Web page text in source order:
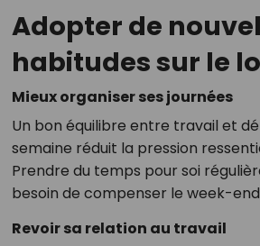
Adopter de
habitudes sur le
Mieux organiser ses journées
Un bon équilibre entre travail et
semaine réduit la pression
Prendre du temps pour soi
besoin de compenser le week-
Revoir sa relation au travail